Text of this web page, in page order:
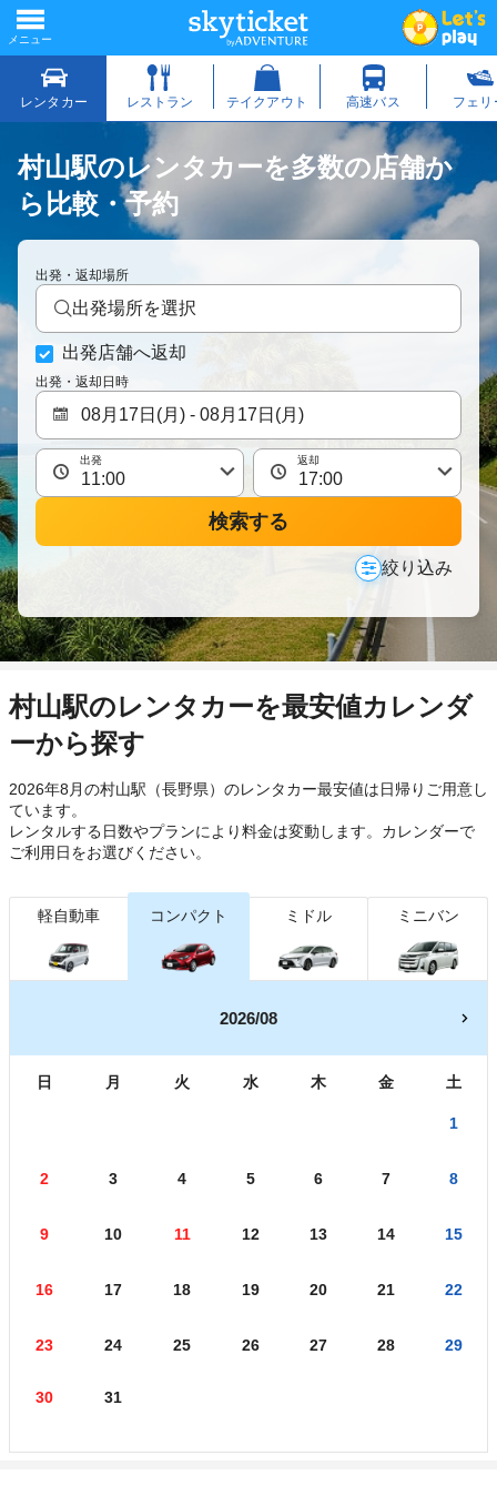
村山駅のレンタカーを多数の店舗か
ら比較・予約
出発・返却場所
出発場所を選択
出発店舗へ返却
出発・返却日時
出発 返却
検索する
絞り込み
村山駅のレンタカーを最安値カレンダ
ーから探す
2026年8月の村山駅（長野県）のレンタカー最安値は日帰り ご用意し
ています。
レンタルする日数やプランにより料金は変動します。カレンダーで
ご利用日をお選びください。
軽自動車 コンパクト ミドル ミニバン
2026/08
日 月 火 水 木 金 土
1
2 3 4 5 6 7 8
9 10 11 12 13 14 15
16 17 18 19 20 21 22
23 24 25 26 27 28 29
30 31